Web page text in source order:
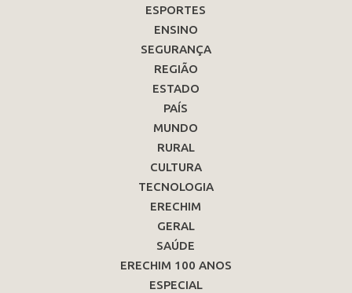
ESPORTES
ENSINO
SEGURANÇA
REGIÃO
ESTADO
PAÍS
MUNDO
RURAL
CULTURA
TECNOLOGIA
ERECHIM
GERAL
SAÚDE
ERECHIM 100 ANOS
ESPECIAL